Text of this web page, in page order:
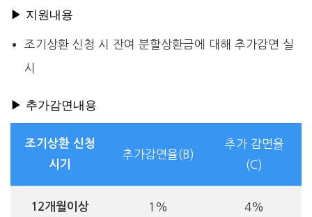
▶ 지원내용
조기상환 신청 시 잔여 분할상환금에 대해 추가감면 실
시
▶ 추가감면내용
조기상환 신청
시기
추가감면율(B)
추가 감면율
(C)
12개월이상 1% 4%